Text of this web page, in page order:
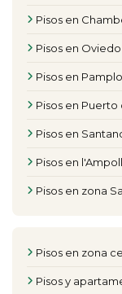
Pisos en
Pisos en Oviedo
Pisos en
Pisos en
Pisos en
Pisos en
Pisos en zona
Pisos en zona
Pisos y